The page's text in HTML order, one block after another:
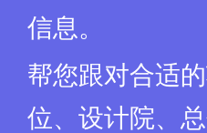
信息。
帮您跟对合适
位、设计院、